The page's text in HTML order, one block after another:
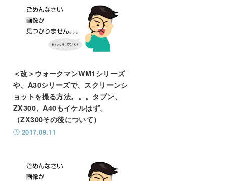
＜改＞ウォークマンWM1シリーズ
や、A30シリーズで、スクリーンシ
ョットを撮る方法。。。タブン、
ZX300、A40もイケルはず。
（ZX300その後について）
2017.09.11